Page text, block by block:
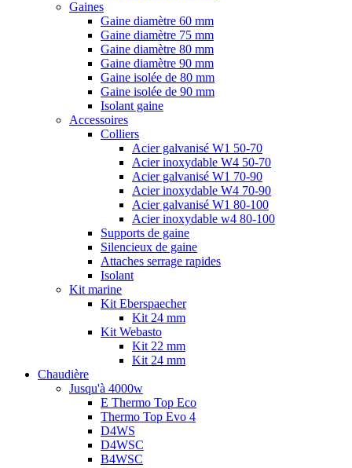
Gaines
Gaine diamètre 60 mm
Gaine diamètre 75 mm
Gaine diamètre 80 mm
Gaine diamètre 90 mm
Gaine isolée de 80 mm
Gaine isolée de 90 mm
Isolant gaine
Accessoires
Colliers
Acier galvanisé W1 50-70
Acier inoxydable W4 50-70
Acier galvanisé W1 70-90
Acier inoxydable W4 70-90
Acier galvanisé W1 80-100
Acier inoxydable w4 80-100
Supports de gaine
Silencieux de gaine
Attaches serrage rapides
Isolant
Kit marine
Kit Eberspaecher
Kit 24 mm
Kit Webasto
Kit 22 mm
Kit 24 mm
Chaudière
Jusqu'à 4000w
E Thermo Top Eco
Thermo Top Evo 4
D4WS
D4WSC
B4WSC